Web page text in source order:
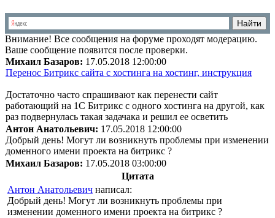
Внимание! Все сообщения на форуме проходят модерацию.
Ваше сообщение появится после проверки.
Михаил Базаров: 17.05.2018 12:00:00
Перенос Битрикс сайта с хостинга на хостинг, инструкция
Достаточно часто спрашивают как перенести сайт
работающий на 1С Битрикс с одного хостинга на другой, как
раз подвернулась такая задачака и решил ее осветить
Антон Анатольевич: 17.05.2018 12:00:00
Добрый день! Могут ли возникнуть проблемы при изменении
доменного имени проекта на битрикс ?
Михаил Базаров: 17.05.2018 03:00:00
Цитата
Антон Анатольевич написал:
Добрый день! Могут ли возникнуть проблемы при
изменении доменного имени проекта на битрикс ?